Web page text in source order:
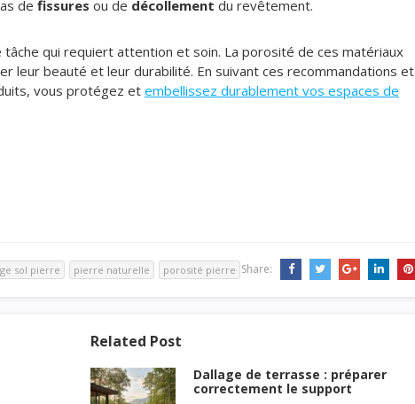
de fissures ou de décollement du revêtement.
qui requiert attention et soin. La porosité de ces matériaux
leur beauté et leur durabilité. En suivant ces recommandations et
vous protégez et embellissez durablement vos espaces de
sol pierre pierre naturelle porosité pierre Share:
Related Post
Dallage de terrasse : préparer
correctement le support